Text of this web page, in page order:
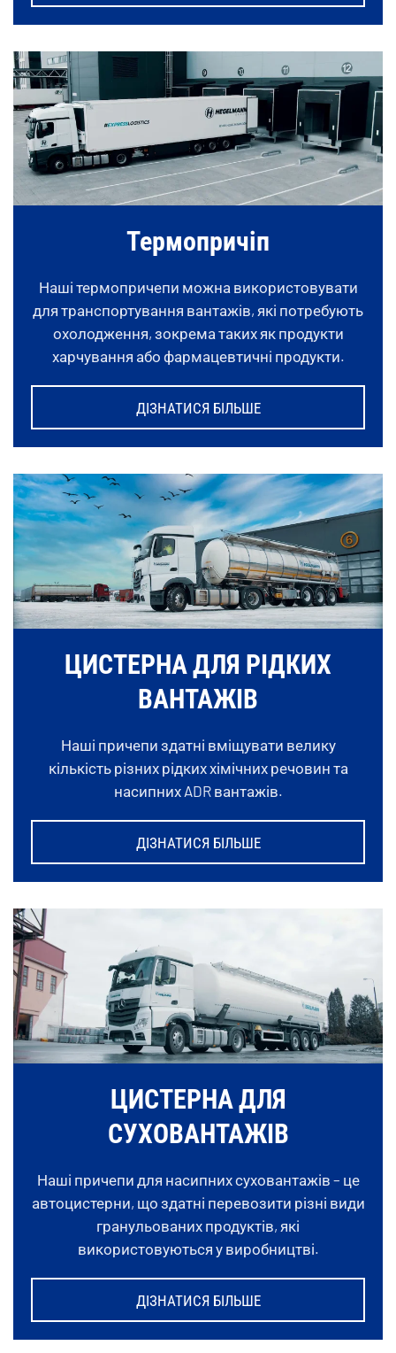
Термопричіп
Наші термопричепи можна використовувати
для транспортування вантажів, які потребують
охолодження, зокрема таких як продукти
харчування або фармацевтичні продукти.
ДІЗНАТИСЯ БІЛЬШЕ
ЦИСТЕРНА ДЛЯ РІДКИХ
ВАНТАЖІВ
Наші причепи здатні вміщувати велику
кількість різних рідких хімічних речовин та
насипних ADR вантажів.
ДІЗНАТИСЯ БІЛЬШЕ
ЦИСТЕРНА ДЛЯ
СУХОВАНТАЖІВ
Наші причепи для насипних суховантажів – це
автоцистерни, що здатні перевозити різні види
гранульованих продуктів, які
використовуються у виробництві.
ДІЗНАТИСЯ БІЛЬШЕ